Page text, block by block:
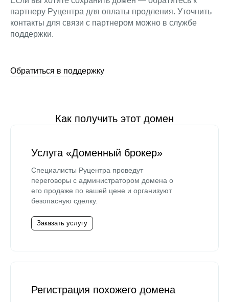
партнеру Руцентра для оплаты продления. Уточнить
контакты для связи с партнером можно в службе
поддержки.
Обратиться в поддержку
Как получить этот домен
Услуга «Доменный брокер»
Специалисты Руцентра проведут
переговоры с администратором домена о
его продаже по вашей цене и организуют
безопасную сделку.
Заказать услугу
Регистрация похожего домена